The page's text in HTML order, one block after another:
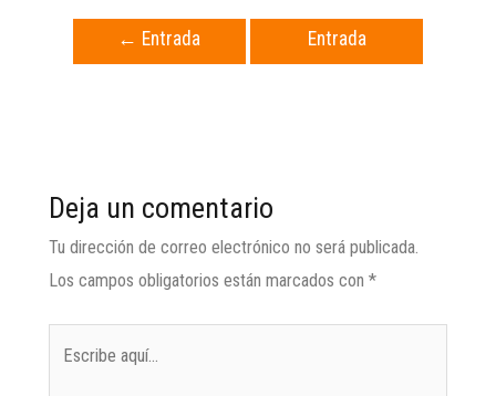
← Entrada
Entrada
Deja un comentario
Tu dirección de correo electrónico no será publicada.
Los campos obligatorios están marcados con *